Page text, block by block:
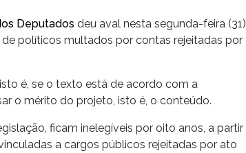
Deputados deu aval nesta segunda-feira (31)
políticos multados por contas rejeitadas por
é, se o texto está de acordo com a
o mérito do projeto, isto é, o conteúdo.
ficam inelegíveis por oito anos , a partir
a cargos públicos rejeitadas por ato